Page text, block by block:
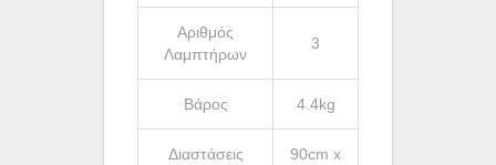
Αριθμός
Λαμπτήρων
3
Βάρος 4.4kg
Διαστάσεις
90cm x